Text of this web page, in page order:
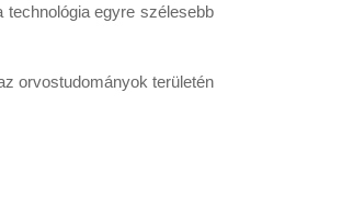
egyre szélesebb
orvostudományok területén